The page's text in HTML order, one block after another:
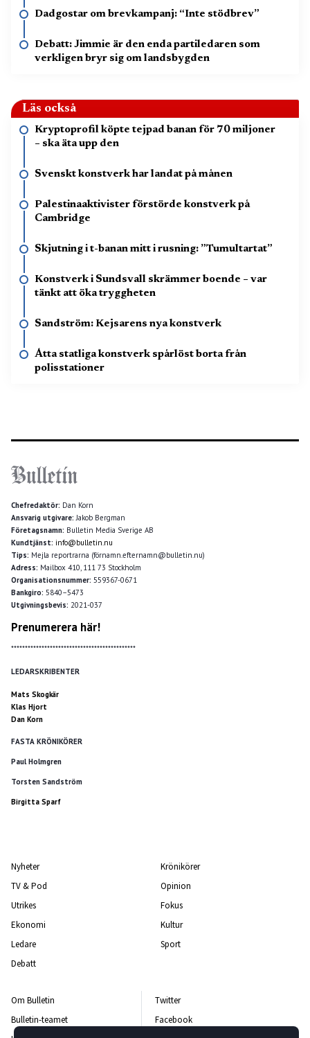
Dadgostar om brevkampanj: “Inte stödbrev”
Debatt: Jimmie är den enda partiledaren som
verkligen bryr sig om landsbygden
Läs också
Kryptoprofil köpte tejpad banan för 70 miljoner
– ska äta upp den
Svenskt konstverk har landat på månen
Palestinaaktivister förstörde konstverk på
Cambridge
Skjutning i t-banan mitt i rusning: ”Tumultartat”
Konstverk i Sundsvall skrämmer boende – var
tänkt att öka tryggheten
Sandström: Kejsarens nya konstverk
Åtta statliga konstverk spårlöst borta från
polisstationer
Chefredaktör: Dan Korn
Ansvarig utgivare:Jakob Bergman
Företagsnamn: Bulletin Media Sverige AB
Kundtjänst: info@bulletin.nu
Tips: Mejla reportrarna (förnamn.efternamn@bulletin.nu)
Adress: Mailbox 410, 111 73 Stockholm
Organisationsnummer: 559367-0671
Bankgiro: 5840–5473
Utgivningsbevis: 2021-037
Prenumerera här!
*********************************************
LEDARSKRIBENTER
Mats Skogkär
Klas Hjort
Dan Korn
FASTA KRÖNIKÖRER
Paul Holmgren
Torsten Sandström
Birgitta Sparf
Nyheter
TV & Pod
Utrikes
Ekonomi
Ledare
Debatt
Krönikörer
Opinion
Fokus
Kultur
Sport
Om Bulletin
Bulletin-teamet
Twitter
Facebook